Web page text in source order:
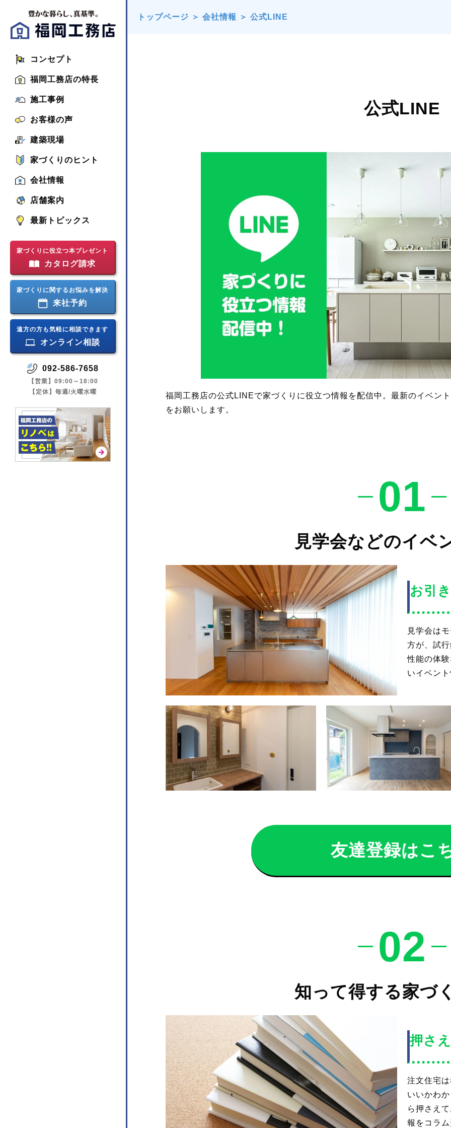
コンセプト
福岡工務店の特長
施工事例
お客様の声
建築現場
家づくりのヒント
会社情報
店舗案内
最新トピックス
家づくりに役立つ本プレゼント
カタログ請求
家づくりに関するお悩みを解決
来社予約
遠方の方も気軽に相談できます
オンライン相談
092-586-7658
【営業】09:00～18:00
【定休】毎週/火曜水曜
トップページ ＞ 会社情報 ＞ 公式LINE
公式LINE
福岡工務店の公式LINEで家づくりに役立つ情報を配信中。最新のイベン
をお願いします。
01
見学会などのイベ
お引
見学会は
方が、試
性能の体
いイベン
友達登録はこ
02
知って得する家づ
押さ
注文住宅
いいかわ
ら押さえ
報をコラ